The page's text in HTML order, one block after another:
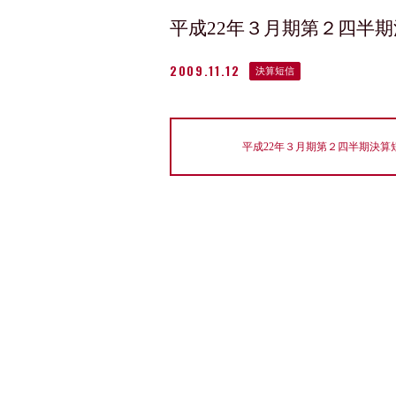
平成22年３月期第２四半
2009.11.12 決算短信
平成22年３月期第２四半期決算